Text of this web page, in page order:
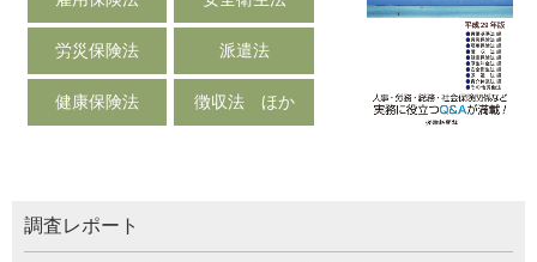
労災保険法 派遣法
健康保険法 徴収法 ほか
調査レポート